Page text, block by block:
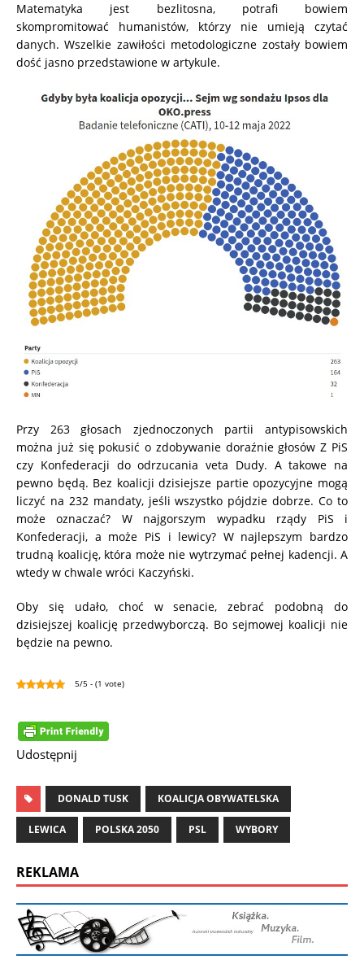
Matematyka jest bezlitosna, potrafi bowiem
skompromitować humanistów, którzy nie umieją czytać
danych. Wszelkie zawiłości metodologiczne zostały bowiem
dość jasno przedstawione w artykule.
Przy 263 głosach zjednoczonych partii antypisowskich
można już się pokusić o zdobywanie doraźnie głosów Z PiS
czy Konfederacji do odrzucania veta Dudy. A takowe na
pewno będą. Bez koalicji dzisiejsze partie opozycyjne mogą
liczyć na 232 mandaty, jeśli wszystko pójdzie dobrze. Co to
może oznaczać? W najgorszym wypadku rządy PiS i
Konfederacji, a może PiS i lewicy? W najlepszym bardzo
trudną koalicję, która może nie wytrzymać pełnej kadencji. A
wtedy w chwale wróci Kaczyński.
Oby się udało, choć w senacie, zebrać podobną do
dzisiejszej koalicję przedwyborczą. Bo sejmowej koalicji nie
będzie na pewno.
5/5 - (1 vote)
Udostępnij
DONALD TUSK KOALICJA OBYWATELSKA
LEWICA POLSKA 2050 PSL WYBORY
REKLAMA